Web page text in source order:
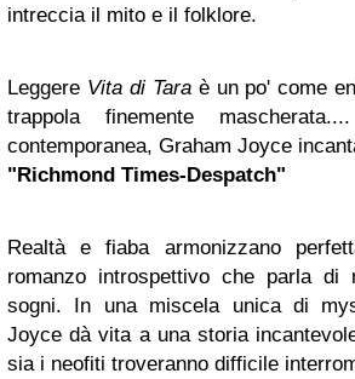
intreccia il mito e il folklore.
Leggere Vita di Taraè un po' come
trappola finemente
contemporanea, Graham Joyce
"Richmond Times-Despatch"
Realtà e fiaba armonizzano
romanzo introspettivo che parla di
sogni. In una miscela unica di
Joyce dà vita a una storia
sia i neofiti troveranno difficile